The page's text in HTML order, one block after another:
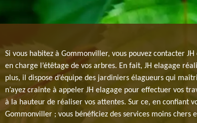
Si vous habitez à Gommonviller, vous pouvez contacter
en charge l’étêtage de vos arbres. En fait, JH elagage
plus, il dispose d’équipe des jardiniers élagueurs qui
n’ayez crainte à appeler JH elagage pour effectuer vos
à la hauteur de réaliser vos attentes. Sur ce, en confiant
Gommonviller ; vous bénéficiez des services moins chers